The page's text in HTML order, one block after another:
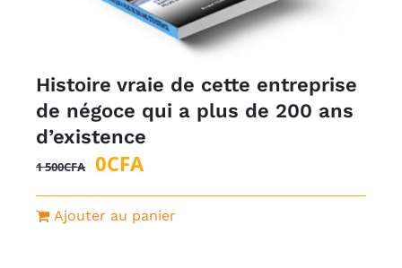
Histoire vraie de cette entreprise
de négoce qui a plus de 200 ans
d’existence
1 500CFA
Le
prix
initial
0CFALe
prix
actuel
Ajouter au panier